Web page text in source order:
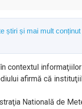
știri și mai mult
contextul
afirmă că
Natională de